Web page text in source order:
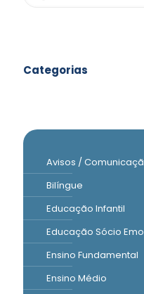
Categorias
Avisos /
Bilíngue
Educação Infantil
Educação Sócio
Ensino Fundamental
Ensino Médio